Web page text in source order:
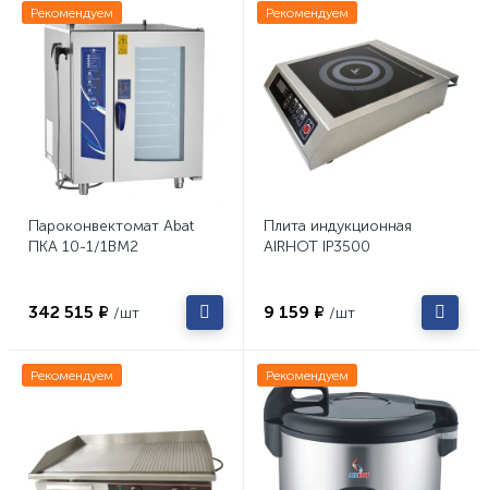
Рекомендуем
Пароконвектомат Abat
ПКА 10-1/1ВМ2
342 515 ₽ /шт
Рекомендуем
Плита индукционная
AIRHOT IP3500
9 159 ₽ /шт
Рекомендуем Рекомендуем